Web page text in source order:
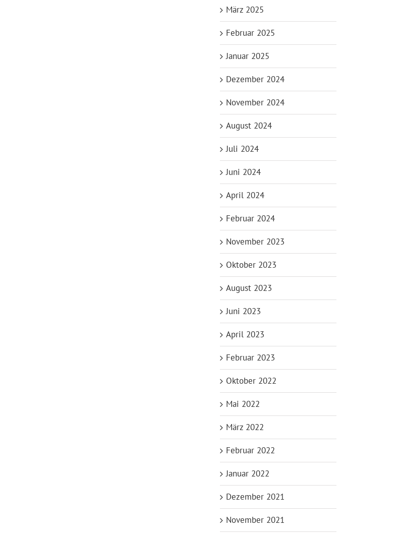
März 2025
Februar 2025
Januar 2025
Dezember 2024
November 2024
August 2024
Juli 2024
Juni 2024
April 2024
Februar 2024
November 2023
Oktober 2023
August 2023
Juni 2023
April 2023
Februar 2023
Oktober 2022
Mai 2022
März 2022
Februar 2022
Januar 2022
Dezember 2021
November 2021